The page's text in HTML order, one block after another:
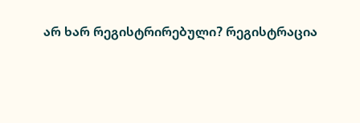
არ ხარ რეგისტრირებული? რეგისტრაცია